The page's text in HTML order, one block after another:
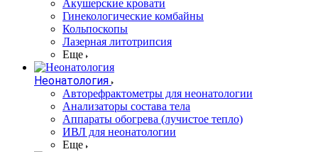
Акушерские кровати
Гинекологические комбайны
Кольпоскопы
Лазерная литотрипсия
Еще
Неонатология
Авторефрактометры для неонатологии
Анализаторы состава тела
Аппараты обогрева (лучистое тепло)
ИВЛ для неонатологии
Еще